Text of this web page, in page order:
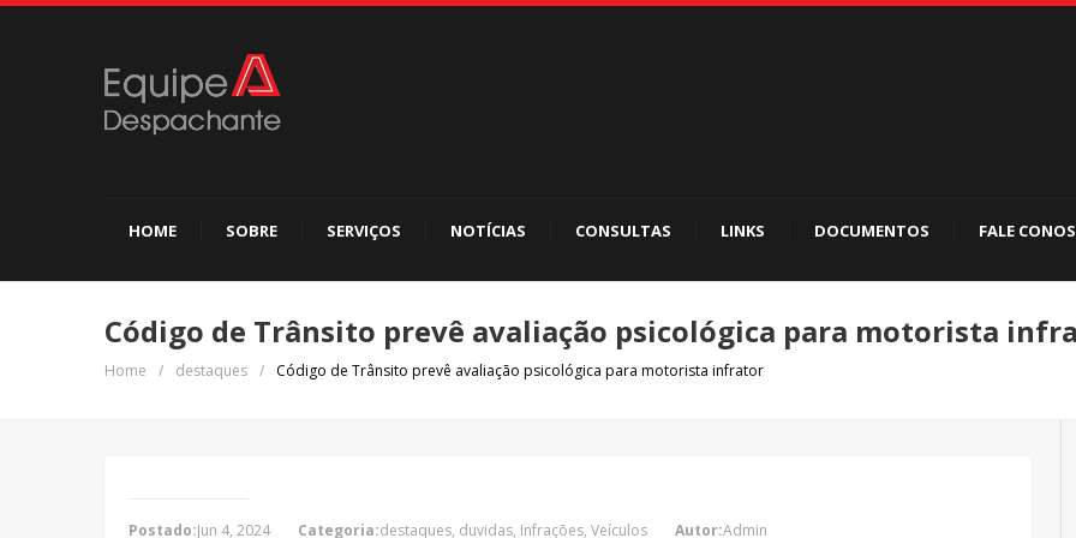
HOME SOBRE SERVIÇOS NOTÍCIAS CONSULTAS LINKS DOCUMENTOS FALE
Código de Trânsito prevê avaliação psicológica para motorista
Home / destaques / Código de Trânsito prevê avaliação psicológica para motorista infrator
Postado:Jun 4, 2024 Categoria:destaques, duvidas, Infrações,Veículos Autor:Admin